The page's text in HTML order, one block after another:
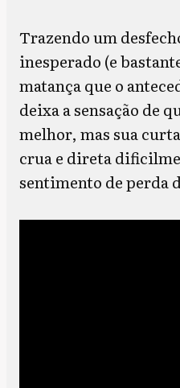
Trazendo um
inesperado (e
matança que o
deixa a sensação de
melhor, mas sua
crua e direta
sentimento de perda